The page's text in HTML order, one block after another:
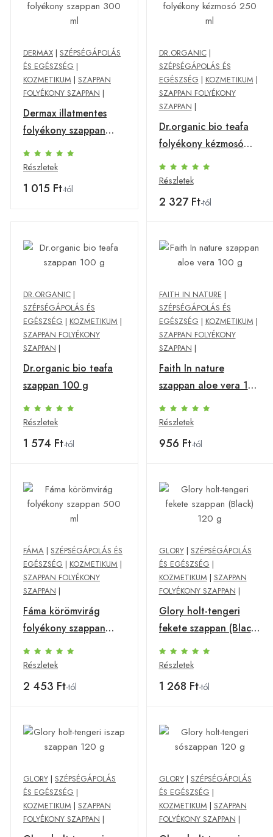
DERMAX | SZÉPSÉGÁPOLÁS
ÉS EGÉSZSÉG |
KOZMETIKUM | SZAPPAN
FOLYÉKONY SZAPPAN |
Dermax illatmentes
folyékony szappan
300 ml
Részletek
1 015 Ft-tól
DR.ORGANIC|
SZÉPSÉGÁPOLÁS ÉS
EGÉSZSÉG | KOZMETIKUM |
SZAPPAN FOLYÉKONY
SZAPPAN |
Dr.organic bio teafa
folyékony kézmosó
250 ml
Részletek
2 327 Ft-tól
DR.ORGANIC |
SZÉPSÉGÁPOLÁS ÉS
EGÉSZSÉG | KOZMETIKUM |
SZAPPAN FOLYÉKONY
SZAPPAN |
Dr.organic bio teafa
szappan 100 g
Részletek
1 574 Ft-tól
FAITH IN NATURE |
SZÉPSÉGÁPOLÁS ÉS
EGÉSZSÉG | KOZMETIKUM |
SZAPPAN FOLYÉKONY
SZAPPAN |
Faith In nature
szappan aloe vera 100
g
Részletek
956 Ft-tól
FÁMA | SZÉPSÉGÁPOLÁS ÉS
EGÉSZSÉG | KOZMETIKUM |
SZAPPAN FOLYÉKONY
SZAPPAN |
Fáma körömvirág
folyékony szappan
500 ml
Részletek
2 453 Ft-tól
GLORY| SZÉPSÉGÁPOLÁS
ÉS EGÉSZSÉG |
KOZMETIKUM | SZAPPAN
FOLYÉKONY SZAPPAN |
Glory holt-tengeri
fekete szappan (Black)
120 g
Részletek
1 268 Ft-tól
GLORY | SZÉPSÉGÁPOLÁS
ÉS EGÉSZSÉG |
KOZMETIKUM | SZAPPAN
FOLYÉKONY SZAPPAN |
GLORY| SZÉPSÉGÁPOLÁS
ÉS EGÉSZSÉG |
KOZMETIKUM | SZAPPAN
FOLYÉKONY SZAPPAN |